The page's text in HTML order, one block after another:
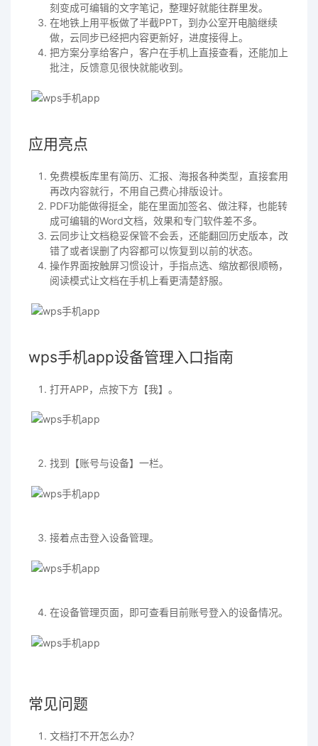
刻变成可编辑的文字笔记，整理好就能往群里发。
在地铁上用平板做了半截PPT，到办公室开电脑继续
做，云同步已经把内容更新好，进度接得上。
把方案分享给客户，客户在手机上直接查看，还能加上
批注，反馈意见很快就能收到。
应用亮点
免费模板库里有简历、汇报、海报各种类型，直接套用
再改内容就行，不用自己费心排版设计。
PDF功能做得挺全，能在里面加签名、做注释，也能转
成可编辑的Word文档，效果和专门软件差不多。
云同步让文档稳妥保管不会丢，还能翻回历史版本，改
错了或者误删了内容都可以恢复到以前的状态。
操作界面按触屏习惯设计，手指点选、缩放都很顺畅，
阅读模式让文档在手机上看更清楚舒服。
wps手机app设备管理入口指南
打开APP，点按下方【我】。
找到【账号与设备】一栏。
接着点击登入设备管理。
在设备管理页面，即可查看目前账号登入的设备情况。
常见问题
文档打不开怎么办？